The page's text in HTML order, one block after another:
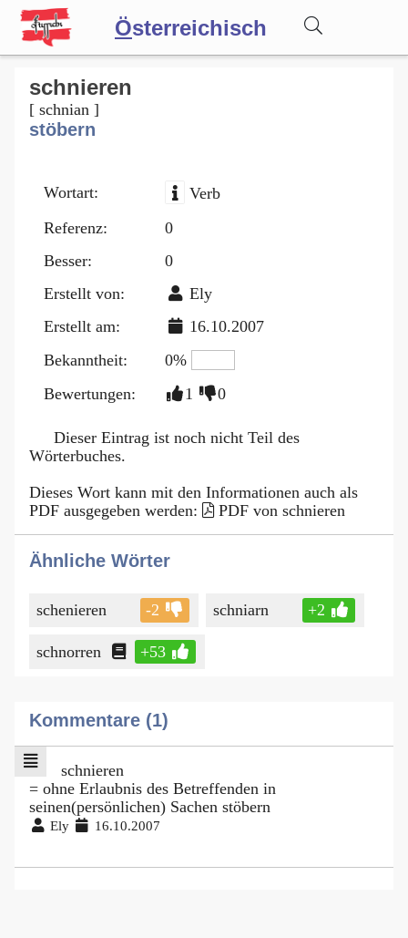
Österreichisch
Wörterbuch
Forum
Blog
schnieren
[ schnian ]
stöbern
Wortart:
Verb
Referenz:
0
Besser:
0
Erstellt von:
Ely
Erstellt am:
16.10.2007
Bekanntheit:
0%
Bewertungen:
1 0
Dieser Eintrag ist noch nicht Teil des
Wörterbuches.
Dieses Wort kann mit den Informationen auch als
PDF ausgegeben werden:
PDF von schnieren
Ähnliche Wörter
schenieren -2 schniarn +2
schnorren +53
Kommentare (1)
schnieren
= ohne Erlaubnis des Betreffenden in
seinen(persönlichen) Sachen stöbern
Ely 16.10.2007